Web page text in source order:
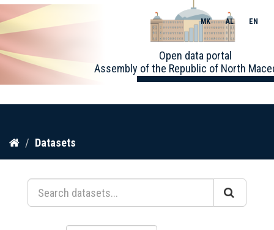
Skip
content
Open data portal
Assembly of the Republic of North
MK AL EN
Datasets